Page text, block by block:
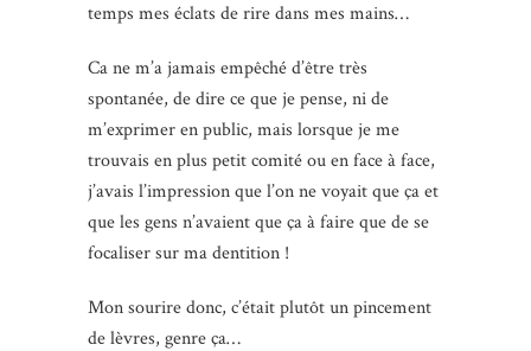
temps mes éclats de rire dans mes mains…
Ca ne m’a jamais empêché d’être très
spontanée, de dire ce que je pense, ni de
m’exprimer en public, mais lorsque je me
trouvais en plus petit comité ou en face à face,
j’avais l’impression que l’on ne voyait que ça et
que les gens n’avaient que ça à faire que de se
focaliser sur ma dentition !
Mon sourire donc, c’était plutôt un pincement
de lèvres, genre ça…